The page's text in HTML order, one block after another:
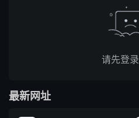
请先登录
最新网址